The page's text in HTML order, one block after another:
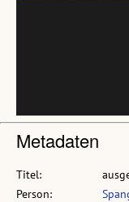
Metadaten
Titel:
Person: